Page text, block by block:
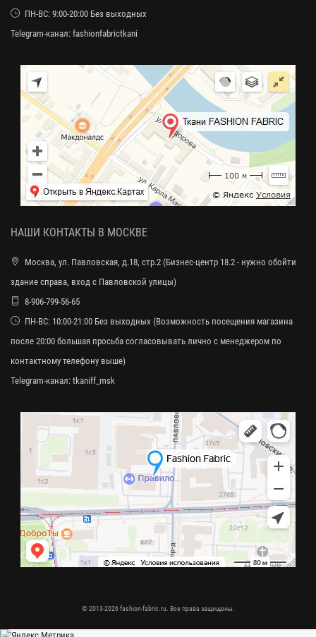
ПН-ВС: 9:00-20:00 Без выходных
Telegram-канал: fashionfabrictkani
НАШИ КОНТАКТЫ В МОСКВЕ
Москва, ул. Павловская, д.18, стр.2 (Бизнес-центр 18.2 - нужно обойти
здание справа, вход с Павловской улицы)
8-906-799-56-65
ПН-ВС: 10:00-21:00 Без выходных (Возможность посещения магазина
после 20:00 большая просьба согласовывать лично с менеджером по
контактному телефону выше)
Telegram-канал: tkaniff_msk
© 2013-2026 fashion-fabric.ru. Все права защищены.